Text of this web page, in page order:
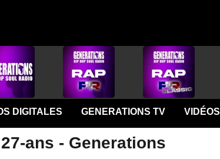
DIGITALES GENERATIONS TV VIDÉOS
ans - Generations